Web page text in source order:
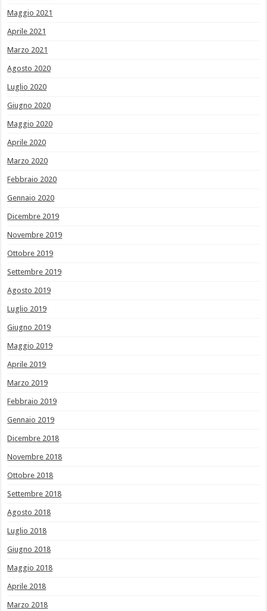
Maggio 2021
Aprile 2021
Marzo 2021
Agosto 2020
Luglio 2020
Giugno 2020
Maggio 2020
Aprile 2020
Marzo 2020
Febbraio 2020
Gennaio 2020
Dicembre 2019
Novembre 2019
Ottobre 2019
Settembre 2019
Agosto 2019
Luglio 2019
Giugno 2019
Maggio 2019
Aprile 2019
Marzo 2019
Febbraio 2019
Gennaio 2019
Dicembre 2018
Novembre 2018
Ottobre 2018
Settembre 2018
Agosto 2018
Luglio 2018
Giugno 2018
Maggio 2018
Aprile 2018
Marzo 2018